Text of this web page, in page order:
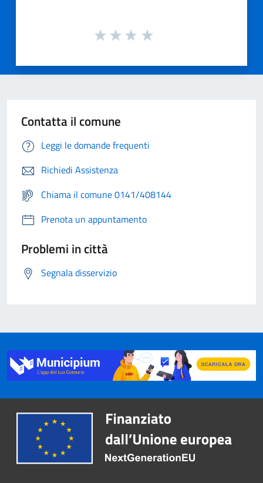
Contatta il comune
Leggi le domande frequenti
Richiedi Assistenza
Chiama il comune 0141/408144
Prenota un appuntamento
Problemi in città
Segnala disservizio